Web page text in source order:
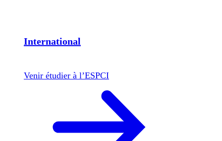
International
Venir étudier à l’ESPCI